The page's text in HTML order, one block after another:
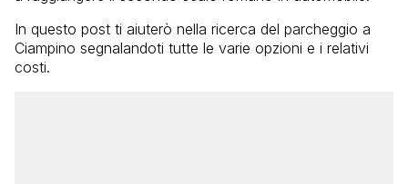
In questo post ti aiuterò nella ricerca del parcheggio a
Ciampino segnalandoti tutte le varie opzioni e i relativi
costi.